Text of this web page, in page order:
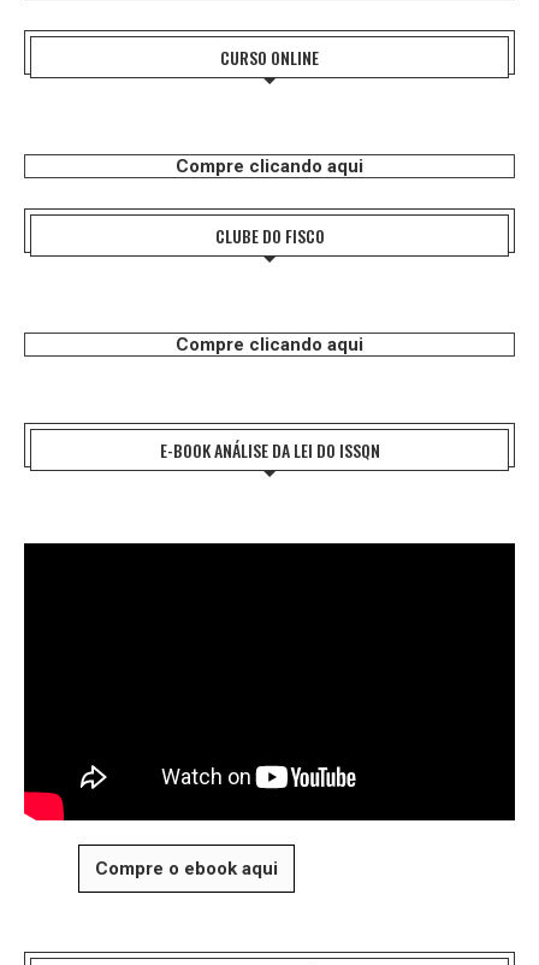
CURSO ONLINE
Compre clicando aqui
CLUBE DO FISCO
Compre clicando aqui
E-BOOK ANÁLISE DA LEI DO ISSQN
Compre o ebook aqui